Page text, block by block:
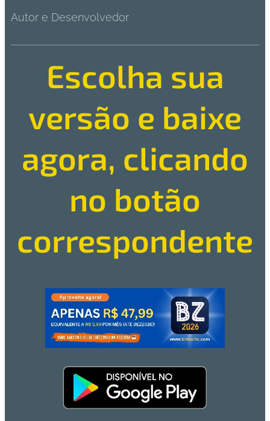
Autor e Desenvolvedor
Escolha sua
versão e baixe
agora, clicando
no botão
correspondente